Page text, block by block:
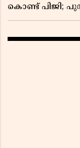
കൊണ്ട് പിജി;